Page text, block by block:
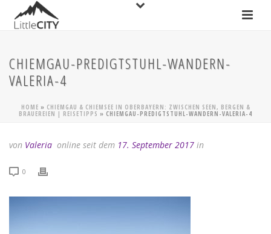
CHIEMGAU-PREDIGTSTUHL-WANDERN-
VALERIA-4
HOME » CHIEMGAU & CHIEMSEE IN OBERBAYERN: ZWISCHEN SEEN, BERGEN &
BRAUEREIEN | REISETIPPS » CHIEMGAU-PREDIGTSTUHL-WANDERN-VALERIA-4
von Valeria online seit dem 17. September 2017 in
0